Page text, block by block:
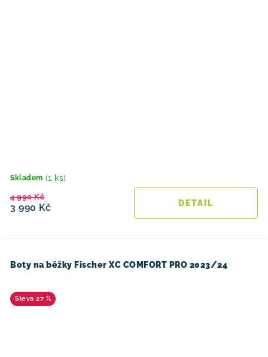
Skladem (1 ks)
3 990 Kč
4 990 Kč
Boty na běžky Fischer XC COMFORT PRO 2023/24
27 %